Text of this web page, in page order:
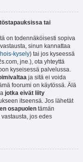
tai
on todennäköisesti sopiva
sinun kannattaa
kysely) tai jos kyseessä
jne.), ota yhteyttä
kyseisessä palvelussa.
ja sitä ei voida
foorumi on käytössä. Älä
jotka eivät liity
itseensä. Jos lähetät
osapuolen tämän
jos edes